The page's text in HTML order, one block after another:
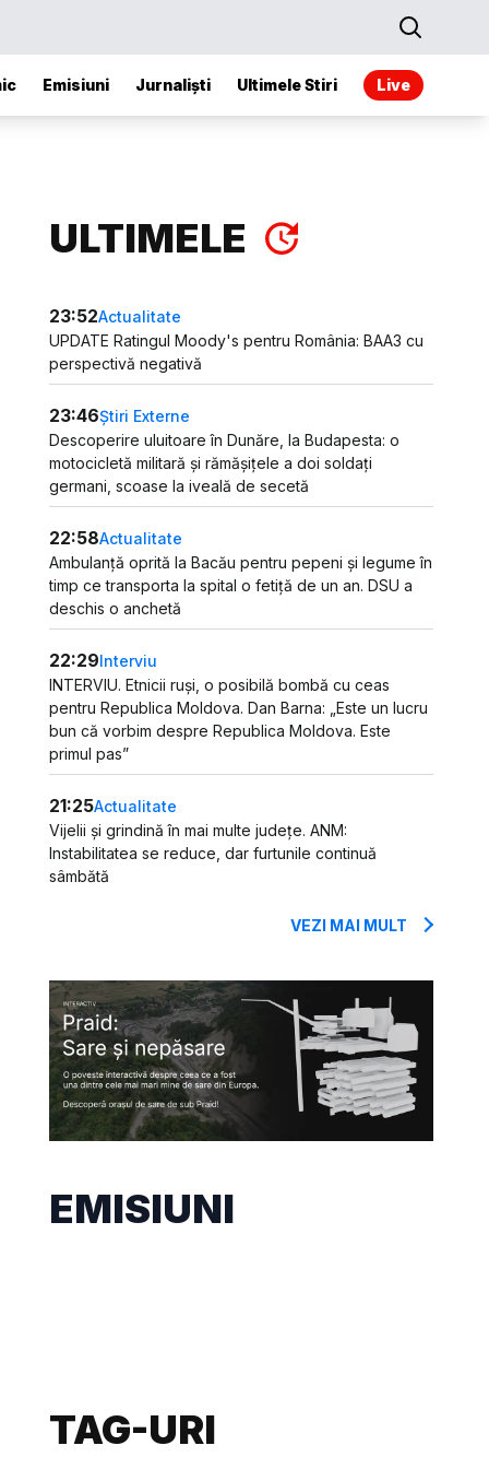
Emisiuni Jurnaliști Ultimele Stiri Live
ULTIMELE
23:52Actualitate
UPDATE Ratingul Moody's pentru România: BAA3 cu
perspectivă negativă
23:46Știri Externe
Descoperire uluitoare în Dunăre, la Budapesta: o
motocicletă militară și rămășițele a doi soldați
germani, scoase la iveală de secetă
22:58Actualitate
Ambulanță oprită la Bacău pentru pepeni și legume în
timp ce transporta la spital o fetiță de un an. DSU a
deschis o anchetă
22:29Interviu
INTERVIU. Etnicii ruși, o posibilă bombă cu ceas
pentru Republica Moldova. Dan Barna: „Este un lucru
bun că vorbim despre Republica Moldova. Este
primul pas”
21:25Actualitate
Vijelii și grindină în mai multe județe. ANM:
Instabilitatea se reduce, dar furtunile continuă
sâmbătă
VEZI MAI MULT
EMISIUNI
TAG-URI